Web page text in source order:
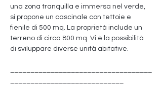
una zona tranquilla e immersa nel verde,
si propone un cascinale con tettoie e
fienile di 500 mq. La proprietà include un
terreno di circa 800 mq. Vi è la possibilità
di sviluppare diverse unità abitative.